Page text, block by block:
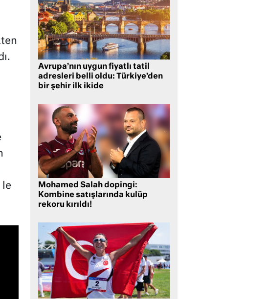
le
Avrupa’nın uygun fiyatlı tatil
adresleri belli oldu: Türkiye’den
bir şehir ilk ikide
Mohamed Salah dopingi:
Kombine satışlarında kulüp
rekoru kırıldı!